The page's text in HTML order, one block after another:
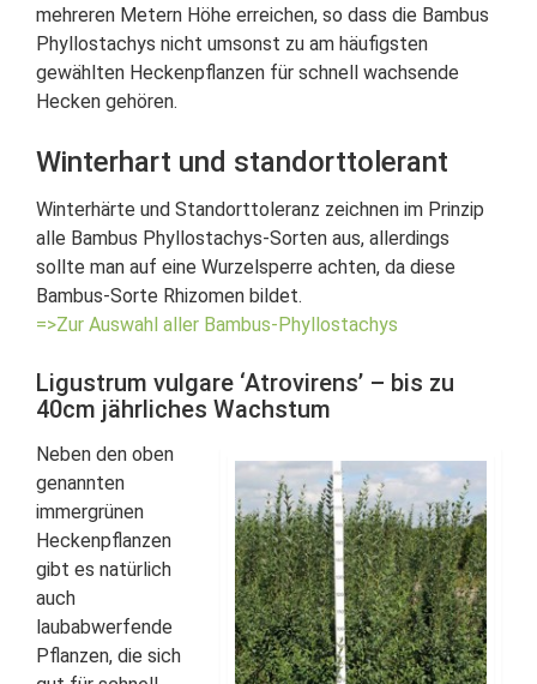
mehreren Metern Höhe erreichen, so dass die Bambus
Phyllostachys nicht umsonst zu am häufigsten
gewählten Heckenpflanzen für schnell wachsende
Hecken gehören.
Winterhart und standorttolerant
Winterhärte und Standorttoleranz zeichnen im Prinzip
alle Bambus Phyllostachys-Sorten aus, allerdings
sollte man auf eine Wurzelsperre achten, da diese
Bambus-Sorte Rhizomen bildet.
=>Zur Auswahl aller Bambus-Phyllostachys
Ligustrum vulgare ‘Atrovirens’ – bis zu
40cm jährliches Wachstum
Neben den oben
genannten
immergrünen
Heckenpflanzen
gibt es natürlich
auch
laubabwerfende
Pflanzen, die sich